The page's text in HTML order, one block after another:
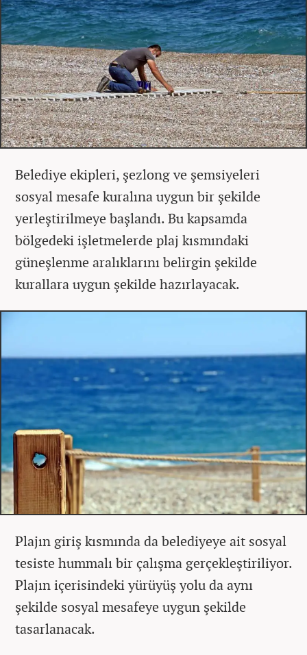
Belediye ekipleri, şezlong ve şemsiyeleri
sosyal mesafe kuralına uygun bir şekilde
yerleştirilmeye başlandı. Bu kapsamda
bölgedeki işletmelerde plaj kısmındaki
güneşlenme aralıklarını belirgin şekilde
kurallara uygun şekilde hazırlayacak.
Plajın giriş kısmında da belediyeye ait sosyal
tesiste hummalı bir çalışma gerçekleştiriliyor.
Plajın içerisindeki yürüyüş yolu da aynı
şekilde sosyal mesafeye uygun şekilde
tasarlanacak.